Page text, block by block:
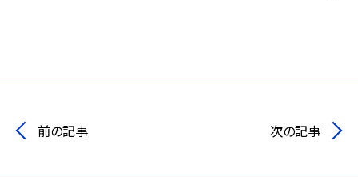
前の記事 次の記事